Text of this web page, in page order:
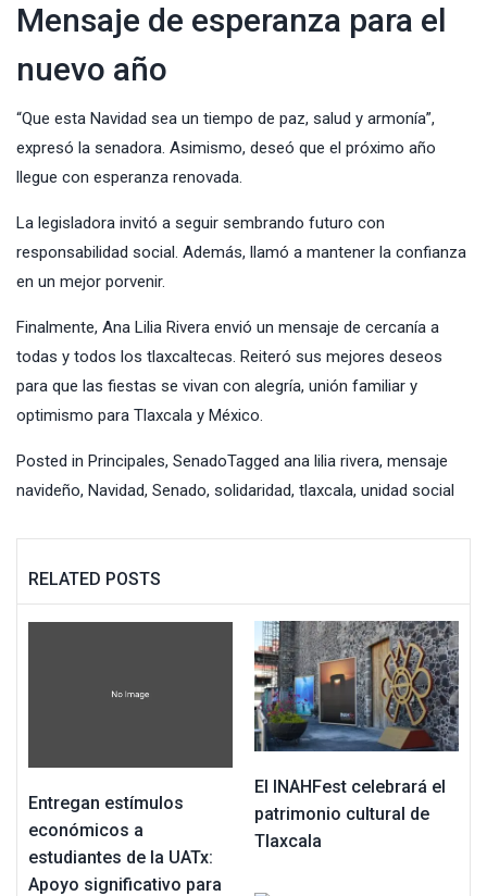
Mensaje de esperanza para el
nuevo año
“Que esta Navidad sea un tiempo de paz, salud y armonía”,
expresó la senadora. Asimismo, deseó que el próximo año
llegue con esperanza renovada.
La legisladora invitó a seguir sembrando futuro con
responsabilidad social. Además, llamó a mantener la confianza
en un mejor porvenir.
Finalmente, Ana Lilia Rivera envió un mensaje de cercanía a
todas y todos los tlaxcaltecas. Reiteró sus mejores deseos
para que las fiestas se vivan con alegría, unión familiar y
optimismo para Tlaxcala y México.
Posted in Principales, SenadoTagged ana lilia rivera, mensaje
navideño, Navidad, Senado, solidaridad, tlaxcala, unidad social
RELATED POSTS
Entregan estímulos
económicos a
estudiantes de la UATx:
Apoyo significativo para
El INAHFest celebrará el
patrimonio cultural de
Tlaxcala